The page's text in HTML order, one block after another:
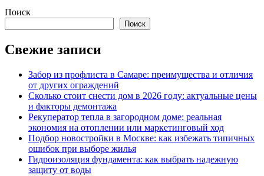
Поиск
Поиск
Свежие записи
Забор из профлиста в Самаре: преимущества и отличия
от других ограждений
Сколько стоит снести дом в 2026 году: актуальные цены
и факторы демонтажа
Рекуператор тепла в загородном доме: реальная
экономия на отоплении или маркетинговый ход
Подбор новостройки в Москве: как избежать типичных
ошибок при выборе жилья
Гидроизоляция фундамента: как выбрать надежную
защиту от воды